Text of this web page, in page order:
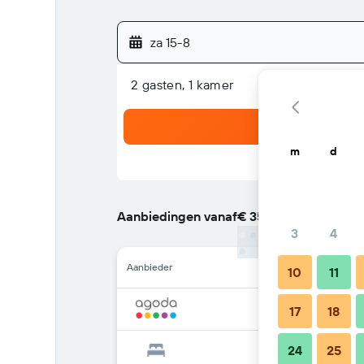
za 15-8
2 gasten, 1 kamer
Aanbiedingen vanaf€ 35
Aanbieder
m d
3 4
10 11
17 18
24 25